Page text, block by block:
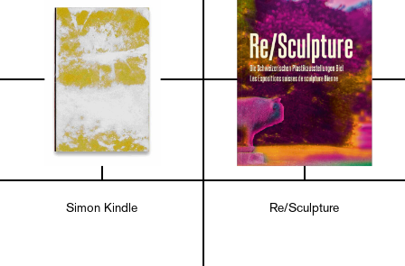
Simon Kindle Re/Sculpture